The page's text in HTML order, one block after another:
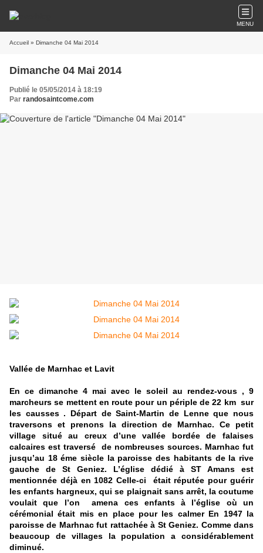
MENU
Accueil » Dimanche 04 Mai 2014
Dimanche 04 Mai 2014
Publié le 05/05/2014 à 18:19
Par randosaintcome.com
Vallée de Marnhac et Lavit
En ce dimanche 4 mai avec le soleil au rendez-vous , 9
marcheurs se mettent en route pour un périple de 22 km sur
les causses . Départ de Saint-Martin de Lenne que nous
traversons et prenons la direction de Marnhac. Ce petit
village situé au creux d’une vallée bordée de falaises
calcaires est traversé de nombreuses sources. Marnhac fut
jusqu’au 18 éme siècle la paroisse des habitants de la rive
gauche de St Geniez. L’église dédié à ST Amans est
mentionnée déjà en 1082 Celle-ci était réputée pour guérir
les enfants hargneux, qui se plaignait sans arrêt, la coutume
voulait que l’on amena ces enfants à l’église où un
cérémonial était mis en place pour les calmer En 1947 la
paroisse de Marhnac fut rattachée à St Geniez. Comme dans
beaucoup de villages la population a considérablement
diminué.